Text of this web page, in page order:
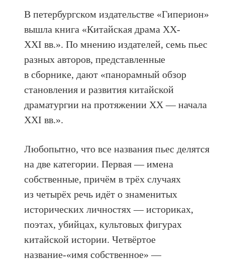
В петербургском издательстве «Гиперион»
вышла книга «Китайская драма XX-
XXI вв.». По мнению издателей, семь пьес
разных авторов, представленные
в сборнике, дают «панорамный обзор
становления и развития китайской
драматургии на протяжении XX — начала
XXI вв.».
Любопытно, что все названия пьес делятся
на две категории. Первая — имена
собственные, причём в трёх случаях
из четырёх речь идёт о знаменитых
исторических личностях — историках,
поэтах, убийцах, культовых фигурах
китайской истории. Четвёртое
название-«имя собственное» —